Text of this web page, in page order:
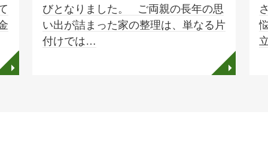
◥
びとなりました。 ご両親の長年の思
い出が詰まった家の整理は、単なる片
付けでは…
◥